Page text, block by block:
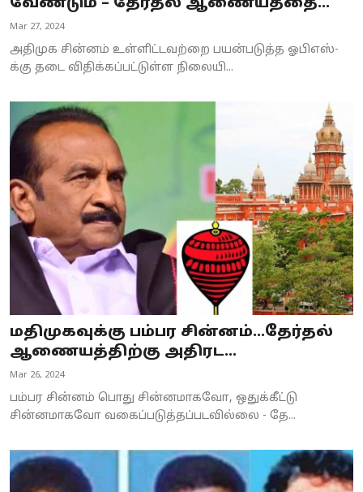
வேண்டும் – தேர்தல் ஆணையத்தை...
Mar 27, 2024
அதிமுக சின்னம் உள்ளிட்டவற்றை பயன்படுத்த ஓபிஎஸ்-
க்கு தடை விதிக்கப்பட்டுள்ள நிலையி...
மதிமுகவுக்கு பம்பர சின்னம்...தேர்தல்
ஆணையத்திற்கு அதிரட...
Mar 26, 2024
பம்பர சின்னம் பொது சின்னமாகவோ, ஒதுக்கீட்டு
சின்னமாகவோ வகைப்படுத்தப்படவில்லை - தே...